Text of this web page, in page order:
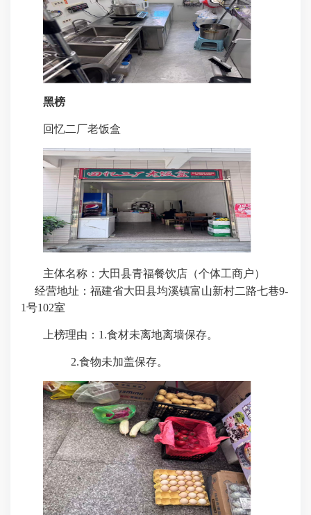
黑榜
回忆二厂老饭盒
主体名称：大田县青福餐饮店（个体工商户）
经营地址：福建省大田县均溪镇富山新村二路七巷9-
1号102室
上榜理由： 1.食材未离地离墙保存。
2.食物未加盖保存。